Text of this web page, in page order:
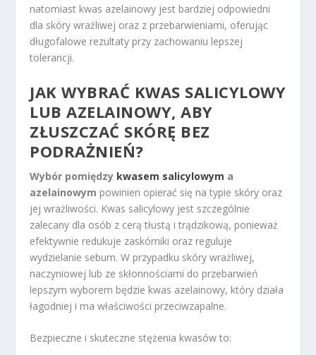
natomiast kwas azelainowy jest bardziej odpowiedni
dla skóry wrażliwej oraz z przebarwieniami, oferując
długofalowe rezultaty przy zachowaniu lepszej
tolerancji.
JAK WYBRAĆ KWAS SALICYLOWY
LUB AZELAINOWY, ABY
ZŁUSZCZAĆ SKÓRĘ BEZ
PODRAŻNIEŃ?
Wybór pomiędzy kwasem salicylowym a
azelainowym powinien opierać się na typie skóry oraz
jej wrażliwości. Kwas salicylowy jest szczególnie
zalecany dla osób z cerą tłustą i trądzikową, ponieważ
efektywnie redukuje zaskórniki oraz reguluje
wydzielanie sebum. W przypadku skóry wrażliwej,
naczyniowej lub ze skłonnościami do przebarwień
lepszym wyborem będzie kwas azelainowy, który działa
łagodniej i ma właściwości przeciwzapalne.
Bezpieczne i skuteczne stężenia kwasów to: